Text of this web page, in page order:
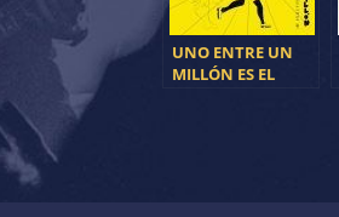
UNO ENTRE UN
MILLÓN ES EL